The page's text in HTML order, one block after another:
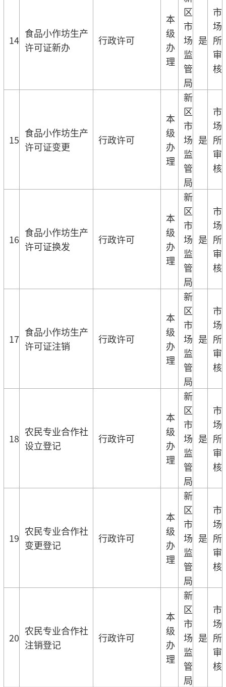
14
食品小作坊生产
许可证新办
行政许可
本
级
办
理
区
市
场
监
管
局
是
市
场
所
审
核
15
食品小作坊生产
许可证变更
行政许可
本
级
办
理
新
区
市
场
监
管
局
是
市
场
所
审
核
16
食品小作坊生产
许可证换发
行政许可
本
级
办
理
新
区
市
场
监
管
局
是
市
场
所
审
核
17
食品小作坊生产
许可证注销
行政许可
本
级
办
理
新
区
市
场
监
管
局
是
市
场
所
审
核
18
农民专业合作社
设立登记
行政许可
本
级
办
理
新
区
市
场
监
管
局
是
市
场
所
审
核
19
农民专业合作社
变更登记
行政许可
本
级
办
理
新
区
市
场
监
管
局
是
市
场
所
审
核
20
农民专业合作社
注销登记
行政许可
本
级
办
理
新
区
市
场
监
管
局
是
市
场
所
审
核